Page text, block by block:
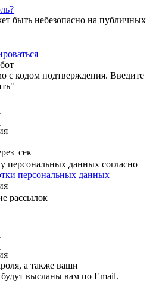
быть небезопасно на публичных
с кодом подтверждения. Введите
сек
персональных данных согласно
персональных данных
рассылок
а также ваши
высланы вам по Email.